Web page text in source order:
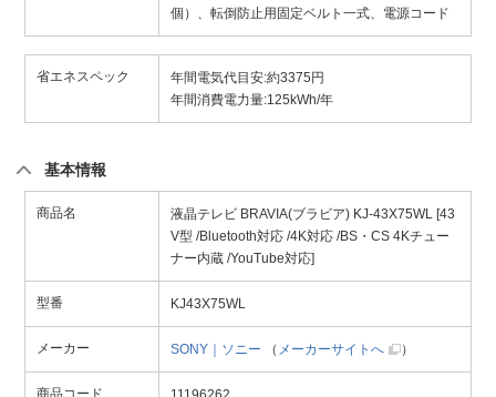
個）、転倒防止用固定ベルト一式、電源コード
省エネスペック
年間電気代目安:約3375円
年間消費電力量:125kWh/年
基本情報
商品名
液晶テレビ BRAVIA(ブラビア) KJ-43X75WL [43
V型 /Bluetooth対応 /4K対応 /BS・CS 4Kチュー
ナー内蔵 /YouTube対応]
型番 KJ43X75WL
メーカー SONY｜ソニー （ メーカーサイトへ ）
商品コード